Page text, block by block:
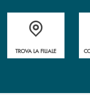
Accedi all'elenco completo
TROVA LA FILIALE